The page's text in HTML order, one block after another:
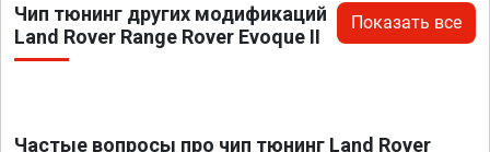
Чип тюнинг других модификаций
Land Rover Range Rover Evoque II
Показать все
Частые вопросы про чип тюнинг Land Rover